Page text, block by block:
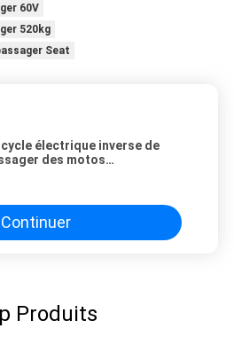
60V
520kg
Seat
électrique inverse de
des motos
Continuer
Produits